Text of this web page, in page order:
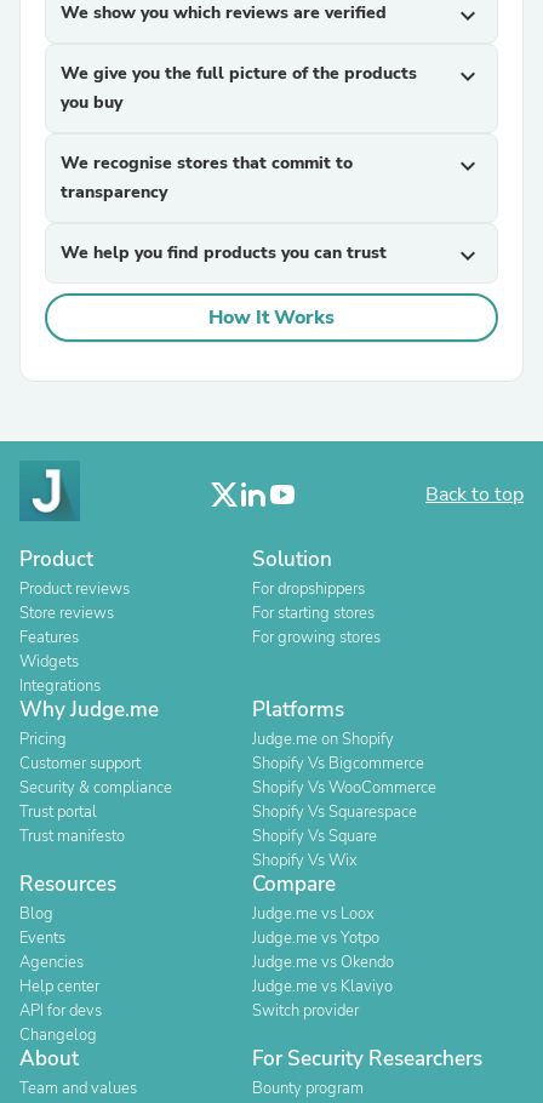
We show you which reviews are verified expand_more
We give you the full picture of the products
you buy
expand_more
We recognise stores that commit to
transparency
expand_more
We help you find products you can trust expand_more
How It Works
Back to top
Product
Product reviews
Store reviews
Features
Widgets
Integrations
Solution
For dropshippers
For starting stores
For growing stores
Why Judge.me
Pricing
Customer support
Security & compliance
Trust portal
Trust manifesto
Platforms
Judge.me on Shopify
Shopify Vs Bigcommerce
Shopify Vs WooCommerce
Shopify Vs Squarespace
Shopify Vs Square
Shopify Vs Wix
Resources
Blog
Events
Agencies
Help center
API for devs
Changelog
Compare
Judge.me vs Loox
Judge.me vs Yotpo
Judge.me vs Okendo
Judge.me vs Klaviyo
Switch provider
About
Team and values
For Security Researchers
Bounty program